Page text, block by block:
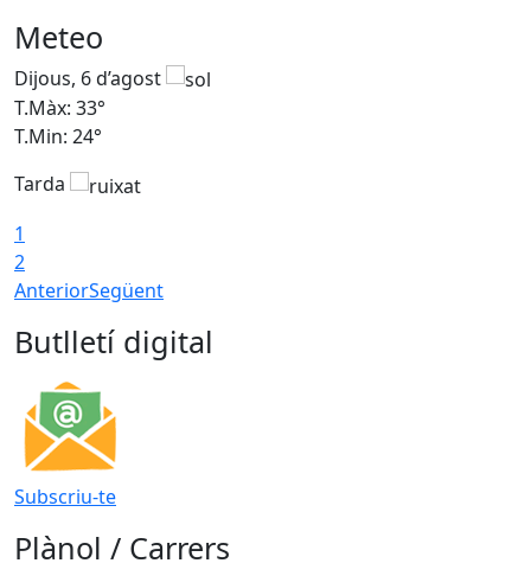
Meteo
Dijous, 6 d’agost
T.Màx: 33°
T.Min: 24°
Tarda
1
2
AnteriorSegüent
Butlletí digital
Subscriu-te
Plànol / Carrers